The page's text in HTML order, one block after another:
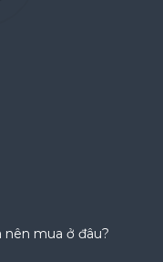
nên mua ở đâu?